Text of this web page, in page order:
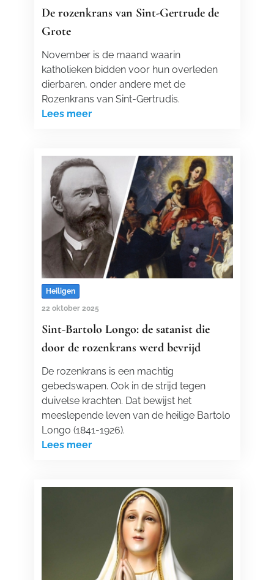
De rozenkrans van Sint-Gertrude de
Grote
November is de maand waarin
katholieken bidden voor hun overleden
dierbaren, onder andere met de
Rozenkrans van Sint-Gertrudis.
Lees meer
Heiligen
22 oktober 2025
Sint-Bartolo Longo: de satanist die
door de rozenkrans werd bevrijd
De rozenkrans is een machtig
gebedswapen. Ook in de strijd tegen
duivelse krachten. Dat bewijst het
meeslepende leven van de heilige Bartolo
Longo (1841-1926).
Lees meer